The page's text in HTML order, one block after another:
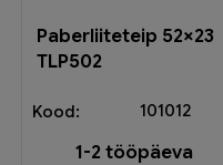
Paberliiteteip 52×23
TLP502
101012
1-2 tööpäeva